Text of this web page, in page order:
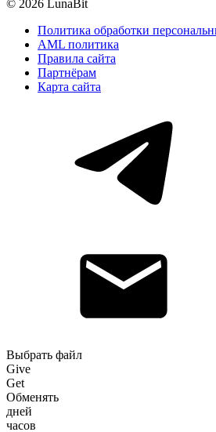
© 2026 LunaBit
Политика обработки
AML политика
Правила сайта
Партнёрам
Карта сайта
Выбрать файл
Give
Get
Обменять
дней
часов